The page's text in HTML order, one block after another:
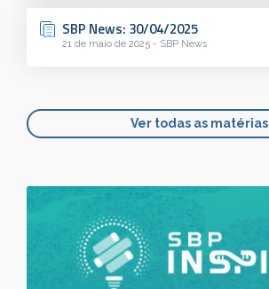
SBP News: 30/04/2025
21 de maio de 2025 - SBP News
Ver todas as matérias